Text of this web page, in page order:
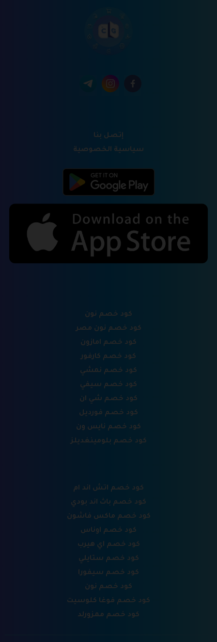
إتصل بنا
سياسية الخصوصية
كود خصم نون
كود خصم نون مصر
كود خصم امازون
كود خصم كارفور
كود خصم نمشي
كود خصم سيفي
كود خصم شي ان
كود خصم فورديل
كود خصم نايس ون
كود خصم بلومينغديلز
كود خصم اتش اند ام
كود خصم باث اند بودي
كود خصم ماكس فاشون
كود خصم اوناس
كود خصم اي هيرب
كود خصم ستايلي
كود خصم سيفورا
كود خصم نون
كود خصم فوغا كلوسيت
كود خصم ممزورلد